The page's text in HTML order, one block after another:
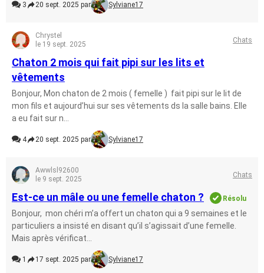
3 20 sept. 2025 par Sylviane17
Chrystel
le 19 sept. 2025
Chats
Chaton 2 mois qui fait pipi sur les lits et
vêtements
Bonjour, Mon chaton de 2 mois ( femelle ) fait pipi sur le lit de
mon fils et aujourd’hui sur ses vêtements ds la salle bains. Elle
a eu fait sur n...
4 20 sept. 2025 par Sylviane17
Awwlsl92600
le 9 sept. 2025
Chats
Est-ce un mâle ou une femelle chaton ? Résolu
Bonjour, mon chéri m’a offert un chaton qui a 9 semaines et le
particuliers a insisté en disant qu’il s’agissait d’une femelle.
Mais après vérificat...
1 17 sept. 2025 par Sylviane17